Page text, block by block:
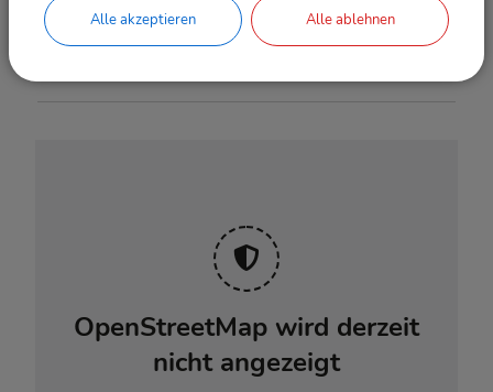
03.12.2026 14‐ 19Uhr
OpenStreetMap wird derzeit
nicht angezeigt
Alle akzeptieren Alle ablehnen